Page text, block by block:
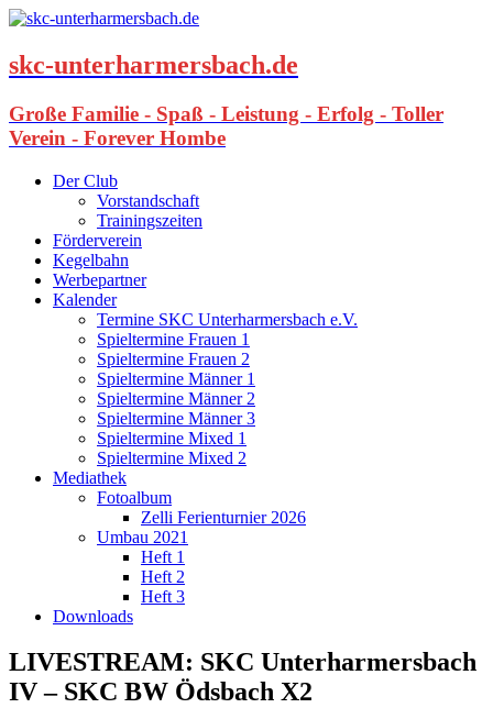
skc-unterharmersbach.de
Große Familie - Spaß - Leistung - Erfolg - Toller
Verein - Forever Hombe
Der Club
Vorstandschaft
Trainingszeiten
Förderverein
Kegelbahn
Werbepartner
Kalender
Termine SKC Unterharmersbach e.V.
Spieltermine Frauen 1
Spieltermine Frauen 2
Spieltermine Männer 1
Spieltermine Männer 2
Spieltermine Männer 3
Spieltermine Mixed 1
Spieltermine Mixed 2
Mediathek
Fotoalbum
Zelli Ferienturnier 2026
Umbau 2021
Heft 1
Heft 2
Heft 3
Downloads
LIVESTREAM: SKC Unterharmersbach
IV – SKC BW Ödsbach X2